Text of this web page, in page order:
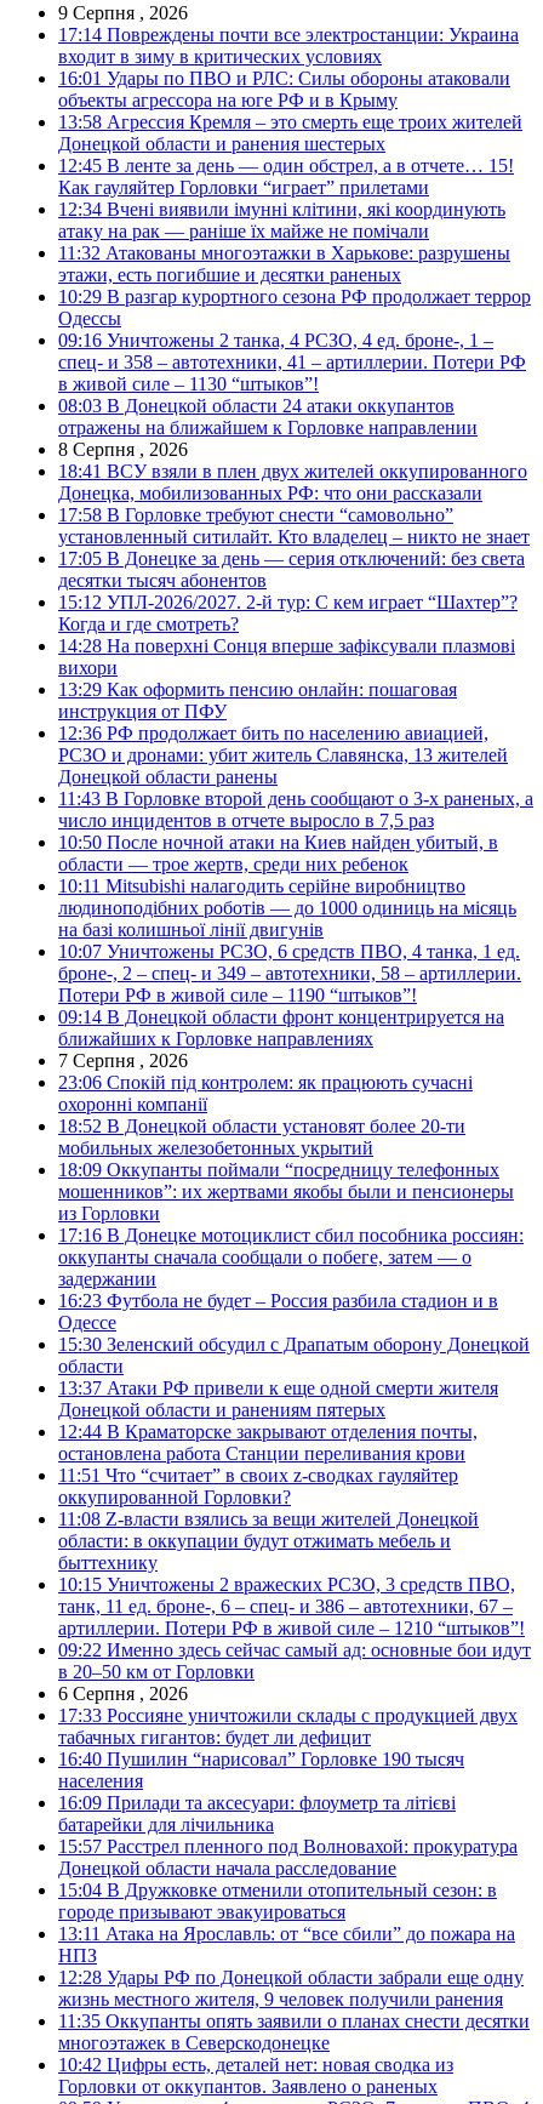
9 Серпня , 2026
17:14 Повреждены почти все электростанции: Украина
входит в зиму в критических условиях
16:01 Удары по ПВО и РЛС: Силы обороны атаковали
объекты агрессора на юге РФ и в Крыму
13:58 Агрессия Кремля – это смерть еще троих жителей
Донецкой области и ранения шестерых
12:45 В ленте за день — один обстрел, а в отчете… 15!
Как гауляйтер Горловки “играет” прилетами
12:34 Вчені виявили імунні клітини, які координують
атаку на рак — раніше їх майже не помічали
11:32 Атакованы многоэтажки в Харькове: разрушены
этажи, есть погибшие и десятки раненых
10:29 В разгар курортного сезона РФ продолжает террор
Одессы
09:16 Уничтожены 2 танка, 4 РСЗО, 4 ед. броне-, 1 –
спец- и 358 – автотехники, 41 – артиллерии. Потери РФ
в живой силе – 1130 “штыков”!
08:03 В Донецкой области 24 атаки оккупантов
отражены на ближайшем к Горловке направлении
8 Серпня , 2026
18:41 ВСУ взяли в плен двух жителей оккупированного
Донецка, мобилизованных РФ: что они рассказали
17:58 В Горловке требуют снести “самовольно”
установленный ситилайт. Кто владелец – никто не знает
17:05 В Донецке за день — серия отключений: без света
десятки тысяч абонентов
15:12 УПЛ-2026/2027. 2-й тур: С кем играет “Шахтер”?
Когда и где смотреть?
14:28 На поверхні Сонця вперше зафіксували плазмові
вихори
13:29 Как оформить пенсию онлайн: пошаговая
инструкция от ПФУ
12:36 РФ продолжает бить по населению авиацией,
РСЗО и дронами: убит житель Славянска, 13 жителей
Донецкой области ранены
11:43 В Горловке второй день сообщают о 3-х раненых, а
число инцидентов в отчете выросло в 7,5 раз
10:50 После ночной атаки на Киев найден убитый, в
области — трое жертв, среди них ребенок
10:11 Mitsubishi налагодить серійне виробництво
людиноподібних роботів — до 1000 одиниць на місяць
на базі колишньої лінії двигунів
10:07 Уничтожены РСЗО, 6 средств ПВО, 4 танка, 1 ед.
броне-, 2 – спец- и 349 – автотехники, 58 – артиллерии.
Потери РФ в живой силе – 1190 “штыков”!
09:14 В Донецкой области фронт концентрируется на
ближайших к Горловке направлениях
7 Серпня , 2026
23:06 Спокій під контролем: як працюють сучасні
охоронні компанії
18:52 В Донецкой области установят более 20-ти
мобильных железобетонных укрытий
18:09 Оккупанты поймали “посредницу телефонных
мошенников”: их жертвами якобы были и пенсионеры
из Горловки
17:16 В Донецке мотоциклист сбил пособника россиян:
оккупанты сначала сообщали о побеге, затем — о
задержании
16:23 Футбола не будет – Россия разбила стадион и в
Одессе
15:30 Зеленский обсудил с Драпатым оборону Донецкой
области
13:37 Атаки РФ привели к еще одной смерти жителя
Донецкой области и ранениям пятерых
12:44 В Краматорске закрывают отделения почты,
остановлена работа Станции переливания крови
11:51 Что “считает” в своих z-сводках гауляйтер
оккупированной Горловки?
11:08 Z-власти взялись за вещи жителей Донецкой
области: в оккупации будут отжимать мебель и
быттехнику
10:15 Уничтожены 2 вражеских РСЗО, 3 средств ПВО,
танк, 11 ед. броне-, 6 – спец- и 386 – автотехники, 67 –
артиллерии. Потери РФ в живой силе – 1210 “штыков”!
09:22 Именно здесь сейчас самый ад: основные бои идут
в 20–50 км от Горловки
6 Серпня , 2026
17:33 Россияне уничтожили склады с продукцией двух
табачных гигантов: будет ли дефицит
16:40 Пушилин “нарисовал” Горловке 190 тысяч
населения
16:09 Прилади та аксесуари: флоуметр та літієві
батарейки для лічильника
15:57 Расстрел пленного под Волновахой: прокуратура
Донецкой области начала расследование
15:04 В Дружковке отменили отопительный сезон: в
городе призывают эвакуироваться
13:11 Атака на Ярославль: от “все сбили” до пожара на
НПЗ
12:28 Удары РФ по Донецкой области забрали еще одну
жизнь местного жителя, 9 человек получили ранения
11:35 Оккупанты опять заявили о планах снести десятки
многоэтажек в Северскодонецке
10:42 Цифры есть, деталей нет: новая сводка из
Горловки от оккупантов. Заявлено о раненых